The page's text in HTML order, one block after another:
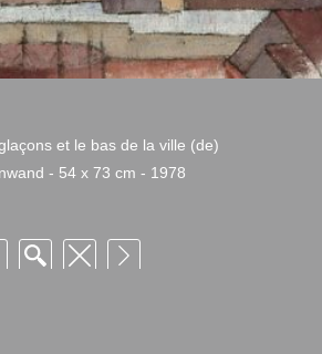
et le bas de la ville (de)
- 54 x 73 cm - 1978